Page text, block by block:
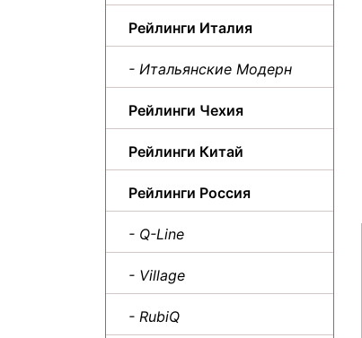
Рейлинги Италия
- Итальянские Модерн
Рейлинги Чехия
Рейлинги Китай
Рейлинги Россия
- Q-Line
- Village
- RubiQ